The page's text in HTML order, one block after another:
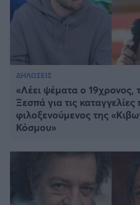
ΔΗΛΩΣΕΙΣ
«Λέει ψέματα ο 19χρονος,
Ξεσπά για τις
φιλοξενούμενος της
Κόσμου»